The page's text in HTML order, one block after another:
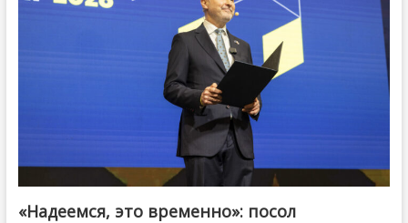
«Надеемся, это временно»: посол